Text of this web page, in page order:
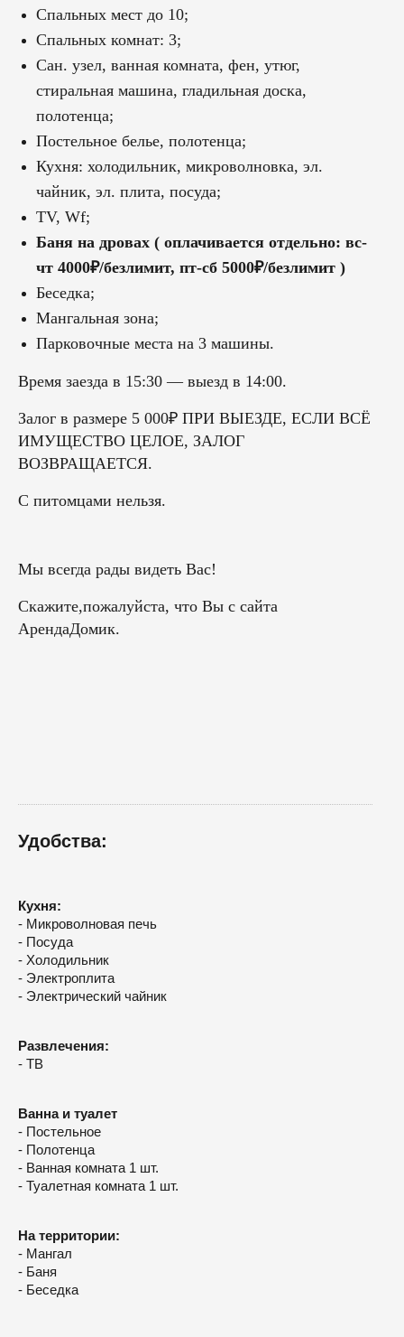
Спальных мест до 10;
Спальных комнат: 3;
Сан. узел, ванная комната, фен, утюг,
стиральная машина, гладильная доска,
полотенца;
Постельное белье, полотенца;
Кухня: холодильник, микроволновка, эл.
чайник, эл. плита, посуда;
TV, Wf;
Баня на дровах ( оплачивается отдельно: вс-
чт 4000₽/безлимит, пт-сб 5000₽/безлимит )
Беседка;
Мангальная зона;
Парковочные места на 3 машины.
Время заезда в 15:30 — выезд в 14:00.
Залог в размере 5 000₽ ПРИ ВЫЕЗДЕ, ЕСЛИ ВСЁ
ИМУЩЕСТВО ЦЕЛОЕ, ЗАЛОГ
ВОЗВРАЩАЕТСЯ.
С питомцами нельзя.
Мы всегда рады видеть Вас!
Скажите,пожалуйста, что Вы с сайта
АрендаДомик.
Удобства:
Кухня:
- Микроволновая печь
- Посуда
- Холодильник
- Электроплита
- Электрический чайник
Развлечения:
- ТВ
Ванна и туалет
- Постельное
- Полотенца
- Ванная комната 1 шт.
- Туалетная комната 1 шт.
На территории:
- Мангал
- Баня
- Беседка